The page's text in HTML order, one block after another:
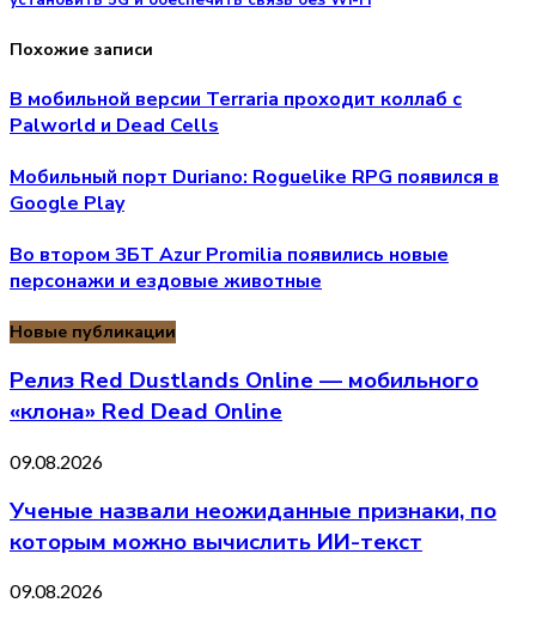
Похожие записи
В мобильной версии Terraria проходит коллаб с
Palworld и Dead Cells
Мобильный порт Duriano: Roguelike RPG появился в
Google Play
Во втором ЗБТ Azur Promilia появились новые
персонажи и ездовые животные
Новые публикации
Релиз Red Dustlands Online — мобильного
«клона» Red Dead Online
09.08.2026
Ученые назвали неожиданные признаки, по
которым можно вычислить ИИ-текст
09.08.2026